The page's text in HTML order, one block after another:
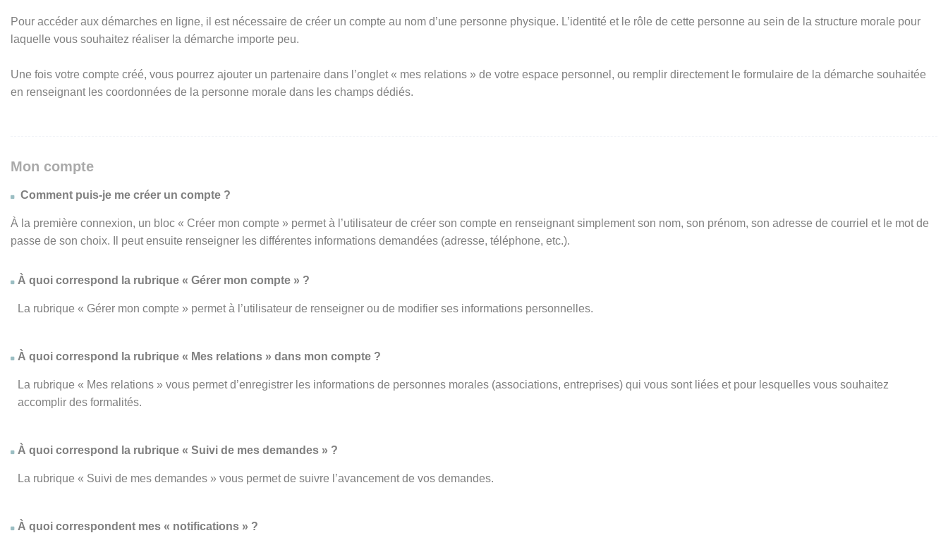
Pour accéder aux démarches en ligne, il est nécessaire de créer un compte au nom d’une personne physique. L’identité et le rôle de cette personne au sein de la structure morale pour
laquelle vous souhaitez réaliser la démarche importe peu.
Une fois votre compte créé, vous pourrez ajouter un partenaire dans l’onglet « mes relations » de votre espace personnel, ou remplir directement le formulaire de la démarche souhaitée
en renseignant les coordonnées de la personne morale dans les champs dédiés.
Mon compte
Comment puis-je me créer un compte ?
À la première connexion, un bloc « Créer mon compte » permet à l’utilisateur de créer son compte en renseignant simplement son nom, son prénom, son adresse de courriel et le mot de
passe de son choix. Il peut ensuite renseigner les différentes informations demandées (adresse, téléphone, etc.).
À quoi correspond la rubrique « Gérer mon compte » ?
La rubrique « Gérer mon compte » permet à l’utilisateur de renseigner ou de modifier ses informations personnelles.
À quoi correspond la rubrique « Mes relations » dans mon compte ?
La rubrique « Mes relations » vous permet d’enregistrer les informations de personnes morales (associations, entreprises) qui vous sont liées et pour lesquelles vous souhaitez
accomplir des formalités.
À quoi correspond la rubrique « Suivi de mes demandes » ?
La rubrique « Suivi de mes demandes » vous permet de suivre l’avancement de vos demandes.
À quoi correspondent mes « notifications » ?